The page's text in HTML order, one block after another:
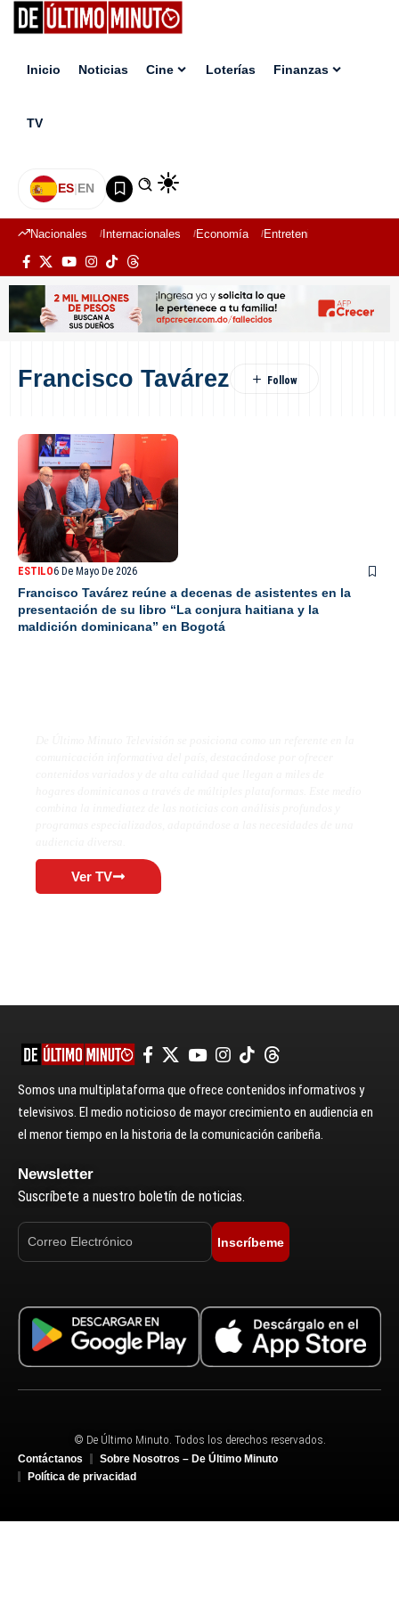
Inicio Noticias Cine Loterías Finanzas
TV
ES|EN
Nacionales Internacionales Economía Entretenimiento
Francisco Tavárez
ESTILO6 De Mayo De 2026
Francisco Tavárez reúne a decenas de asistentes en la
presentación de su libro “La conjura haitiana y la
maldición dominicana” en Bogotá
Ver TV
Somos una multiplataforma que ofrece contenidos informativos y
televisivos. El medio noticioso de mayor crecimiento en audiencia en
el menor tiempo en la historia de la comunicación caribeña.
Newsletter
Suscríbete a nuestro boletín de noticias.
Inscríbeme
© De Último Minuto. Todos los derechos reservados.
Contáctanos
Sobre Nosotros – De Último Minuto
Política de privacidad